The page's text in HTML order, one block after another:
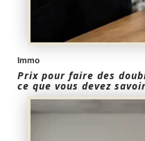
Immo
Prix pour faire des
ce que vous devez